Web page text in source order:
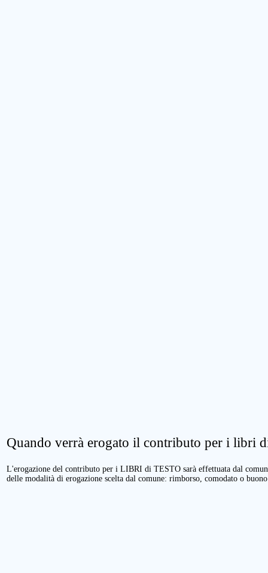
Quando verrà erogato il contributo per i libri
L'erogazione del contributo per i LIBRI di TESTO sarà effettuata dal
delle modalità di erogazione scelta dal comune: rimborso, comodato o